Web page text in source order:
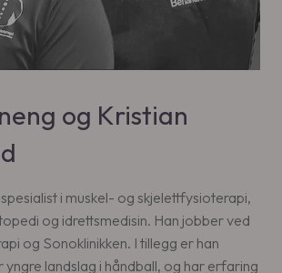
og Kristian
i muskel- og skjelettfysioterapi,
og idrettsmedisin. Han jobber ved
og Sonoklinikken. I tillegg er han
landslag i håndball, og har erfaring